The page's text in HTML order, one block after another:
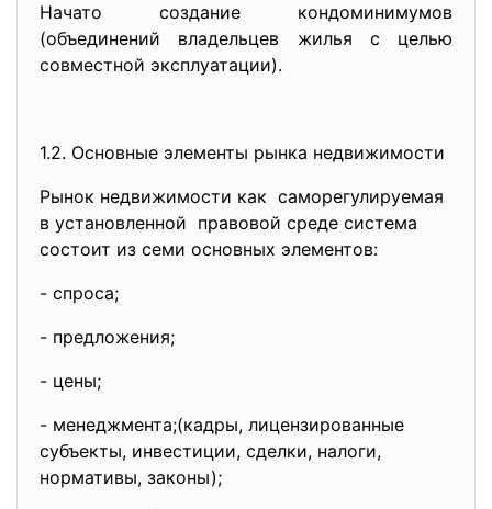
Начато создание кондоминимумов
(объединений владельцев жилья с целью
совместной эксплуатации).
1.2. Основные элементы рынка недвижимости
Рынок недвижимости как саморегулируемая
в установленной правовой среде система
состоит из семи основных элементов:
- спроса;
- предложения;
- цены;
- менеджмента;(кадры, лицензированные
субъекты, инвестиции, сделки, налоги,
нормативы, законы);